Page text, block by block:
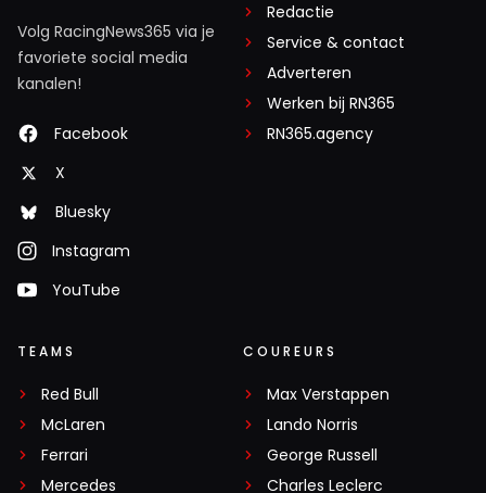
Volg RacingNews365 via je
favoriete social media
kanalen!
Facebook
X
Bluesky
Instagram
YouTube
Redactie
Service & contact
Adverteren
Werken bij RN365
RN365.agency
TEAMS
Red Bull
McLaren
Ferrari
Mercedes
COUREURS
Max Verstappen
Lando Norris
George Russell
Charles Leclerc